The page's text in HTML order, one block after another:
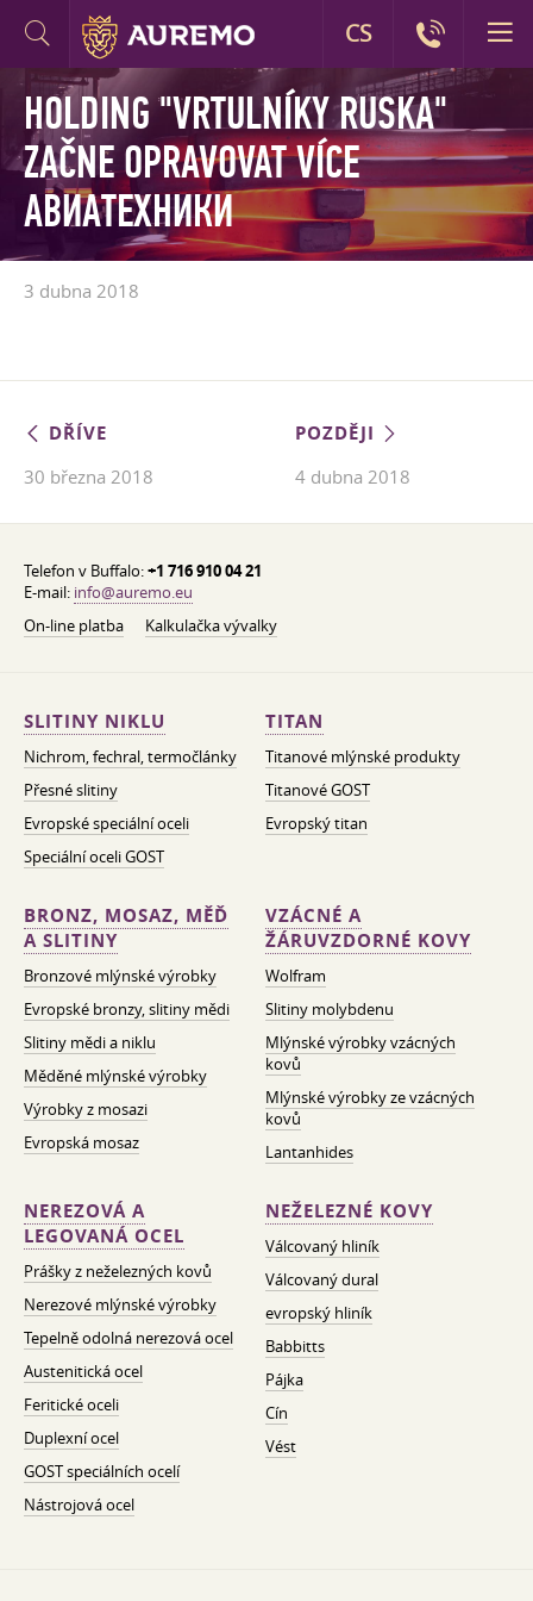
HOLDING "VRTULNÍKY RUSKA"
ZAČNE OPRAVOVAT VÍCE
АВИАТЕХНИКИ
3 dubna 2018
DŘÍVE
30 března 2018
POZDĚJI
4 dubna 2018
Telefon v Buffalo:+1 716 910 04 21
E-mail: info@auremo.eu
On-line platba
Kalkulačka vývalky
SLITINY NIKLU
Nichrom, fechral, termočlánky
Přesné slitiny
Evropské speciální oceli
Speciální oceli GOST
TITAN
Titanové mlýnské produkty
Titanové GOST
Evropský titan
BRONZ, MOSAZ, MĚĎ
A SLITINY
Bronzové mlýnské výrobky
Evropské bronzy, slitiny mědi
Slitiny mědi a niklu
Měděné mlýnské výrobky
Výrobky z mosazi
Evropská mosaz
VZÁCNÉ A
ŽÁRUVZDORNÉ KOVY
Wolfram
Slitiny molybdenu
Mlýnské výrobky vzácných
kovů
Mlýnské výrobky ze vzácných
kovů
Lantanhides
NEREZOVÁ A
LEGOVANÁ OCEL
Prášky z neželezných kovů
Nerezové mlýnské výrobky
Tepelně odolná nerezová ocel
Austenitická ocel
Feritické oceli
Duplexní ocel
GOST speciálních ocelí
Nástrojová ocel
NEŽELEZNÉ KOVY
Válcovaný hliník
Válcovaný dural
evropský hliník
Babbitts
Pájka
Cín
Vést
CS